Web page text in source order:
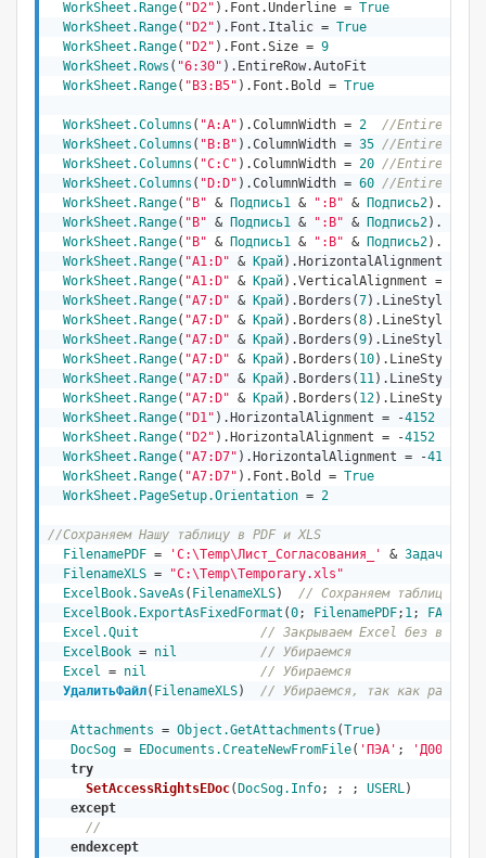
WorkSheet.Range( "D2" ).Font.Underline = True
WorkSheet.Range( "D2" ).Font.Italic = True
WorkSheet.Range( "D2" ).Font.Size = 9
WorkSheet.Rows ( "6:30" ).EntireRow.AutoFit
WorkSheet.Range( "B3:B5" ).Font.Bold = True
WorkSheet.Columns ( "A:A" ).ColumnWidth = 2
//
WorkSheet.Columns ( "B:B" ).ColumnWidth = 35 //
WorkSheet.Columns ( "C:C" ).ColumnWidth = 20 //
WorkSheet.Columns ( "D:D" ).ColumnWidth = 60 //
WorkSheet.Range( "B" & Подпись1 & ":B" & Подпись2
WorkSheet.Range( "B" & Подпись1 & ":B" & Подпись2
WorkSheet.Range( "B" & Подпись1 & ":B" & Подпись2
WorkSheet.Range( "A1:D" & Край).HorizontalAlignment = -
WorkSheet.Range( "A1:D" & Край).VerticalAlignment = -
WorkSheet.Range( "A7:D" & Край).Borders(7).LineStyle =
WorkSheet.Range( "A7:D" & Край).Borders(8).LineStyle =
WorkSheet.Range( "A7:D" & Край).Borders(9).LineStyle =
WorkSheet.Range( "A7:D" & Край).Borders( 10).LineStyle =
WorkSheet.Range( "A7:D" & Край).Borders( 11).LineStyle =
WorkSheet.Range( "A7:D" & Край).Borders( 12).LineStyle =
WorkSheet.Range( "D1" ).HorizontalAlignment = -4152
WorkSheet.Range( "D2" ).HorizontalAlignment = -4152
WorkSheet.Range( "A7:D7" ).HorizontalAlignment = -4108
WorkSheet.Range( "A7:D7" ).Font.Bold = True
WorkSheet.PageSetup.Orientation = 2
//Сохраняем Нашу таблицу в PDF и XLS
FilenamePDF = 'C:\Temp\Лист_Согласования_' & Задача.ID
FilenameXLS =
"C:\Temp\Temporary.xls"
ExcelBook.SaveAs ( FilenameXLS) // Сохраняем таблицу в
ExcelBook.ExportAsFixedFormat (0; FilenamePDF; 1; FALSE
Excel.Quit
// Закрываем Excel без
ExcelBook = nil
// Убираемся
Excel = nil
//
УдалитьФайл( FilenameXLS) // Убираемся, так как работа
Attachments = Object .GetAttachments (True)
DocSog = EDocuments .CreateNewFromFile( 'ПЭА' ; 'Д000055'
try
SetAccessRightsEDoc( DocSog.Info; ; ; USERL)
except
//
endexcept